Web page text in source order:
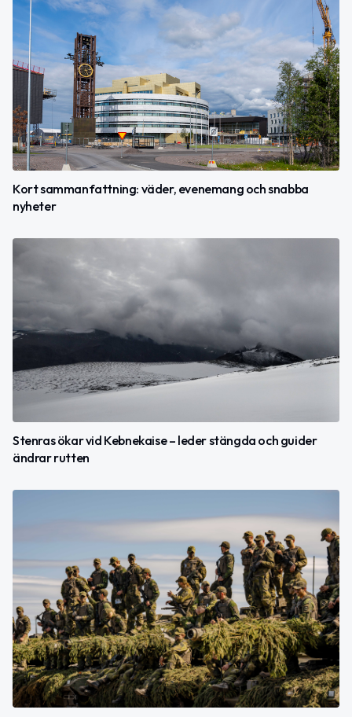
Kort sammanfattning: väder, evenemang och snabba
nyheter
Stenras ökar vid Kebnekaise – leder stängda och guider
ändrar rutten